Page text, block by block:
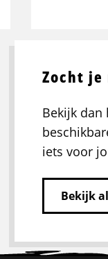
Zocht je
Bekijk dan
iets voor
Bekijk